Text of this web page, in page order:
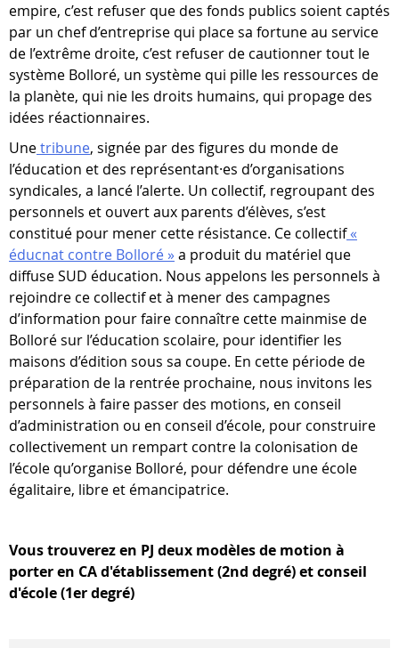
empire, c’est refuser que des fonds publics soient captés
par un chef d’entreprise qui place sa fortune au service
de l’extrême droite, c’est refuser de cautionner tout le
système Bolloré, un système qui pille les ressources de
la planète, qui nie les droits humains, qui propage des
idées réactionnaires.
Unetribune, signée par des figures du monde de
l’éducation et des représentant·es d’organisations
syndicales, a lancé l’alerte. Un collectif, regroupant des
personnels et ouvert aux parents d’élèves, s’est
constitué pour mener cette résistance. Ce collectif«
éducnat contre Bolloré »a produit du matériel que
diffuse SUD éducation. Nous appelons les personnels à
rejoindre ce collectif et à mener des campagnes
d’information pour faire connaître cette mainmise de
Bolloré sur l’éducation scolaire, pour identifier les
maisons d’édition sous sa coupe. En cette période de
préparation de la rentrée prochaine, nous invitons les
personnels à faire passer des motions, en conseil
d’administration ou en conseil d’école, pour construire
collectivement un rempart contre la colonisation de
l’école qu’organise Bolloré, pour défendre une école
égalitaire, libre et émancipatrice.
Vous trouverez en PJ deux modèles de motion à
porter en CA d'établissement (2nd degré) et conseil
d'école (1er degré)